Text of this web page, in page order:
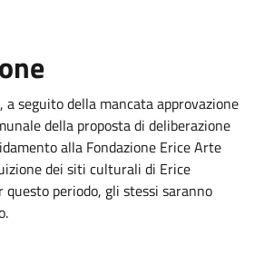
a seguito della mancata approvazione
della proposta di deliberazione
alla Fondazione Erice Arte
dei siti culturali di Erice
questo periodo, gli stessi saranno